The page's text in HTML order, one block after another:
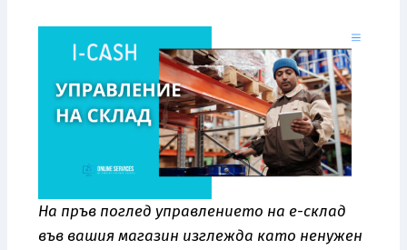
На пръв поглед управлението на е-склад
във вашия магазин изглежда като ненужен